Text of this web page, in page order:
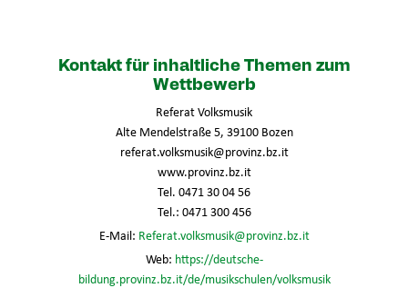
Kontakt für inhaltliche Themen zum
Wettbewerb
Referat Volksmusik
Alte Mendelstraße 5, 39100 Bozen
referat.volksmusik@provinz.bz.it
www.provinz.bz.it
Tel. 0471 30 04 56
Tel.: 0471 300 456
E-Mail: Referat.volksmusik@provinz.bz.it
Web: https://deutsche-
bildung.provinz.bz.it/de/musikschulen/volksmusik